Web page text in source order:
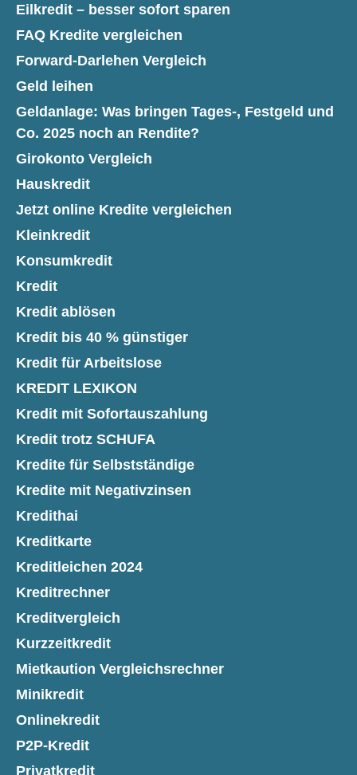
Eilkredit – besser sofort sparen
FAQ Kredite vergleichen
Forward-Darlehen Vergleich
Geld leihen
Geldanlage: Was bringen Tages-, Festgeld und
Co. 2025 noch an Rendite?
Girokonto Vergleich
Hauskredit
Jetzt online Kredite vergleichen
Kleinkredit
Konsumkredit
Kredit
Kredit ablösen
Kredit bis 40 % günstiger
Kredit für Arbeitslose
KREDIT LEXIKON
Kredit mit Sofortauszahlung
Kredit trotz SCHUFA
Kredite für Selbstständige
Kredite mit Negativzinsen
Kredithai
Kreditkarte
Kreditleichen 2024
Kreditrechner
Kreditvergleich
Kurzzeitkredit
Mietkaution Vergleichsrechner
Minikredit
Onlinekredit
P2P-Kredit
Privatkredit